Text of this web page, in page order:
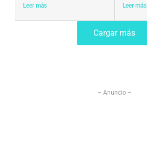
Leer más Leer más
Cargar más
– Anuncio –